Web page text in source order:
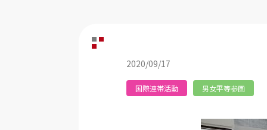
2020/09/17
国際連帯活動 男女平等参画